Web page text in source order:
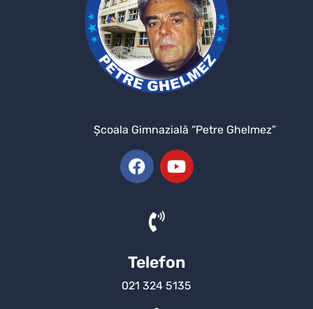
Şcoala Gimnazială “Petre Ghelmez”
Telefon
021 324 5135